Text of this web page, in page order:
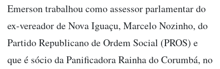
Emerson trabalhou como assessor parlamentar do
ex-vereador de Nova Iguaçu, Marcelo Nozinho, do
Partido Republicano de Ordem Social (PROS) e
que é sócio da Panificadora Rainha do Corumbá, no